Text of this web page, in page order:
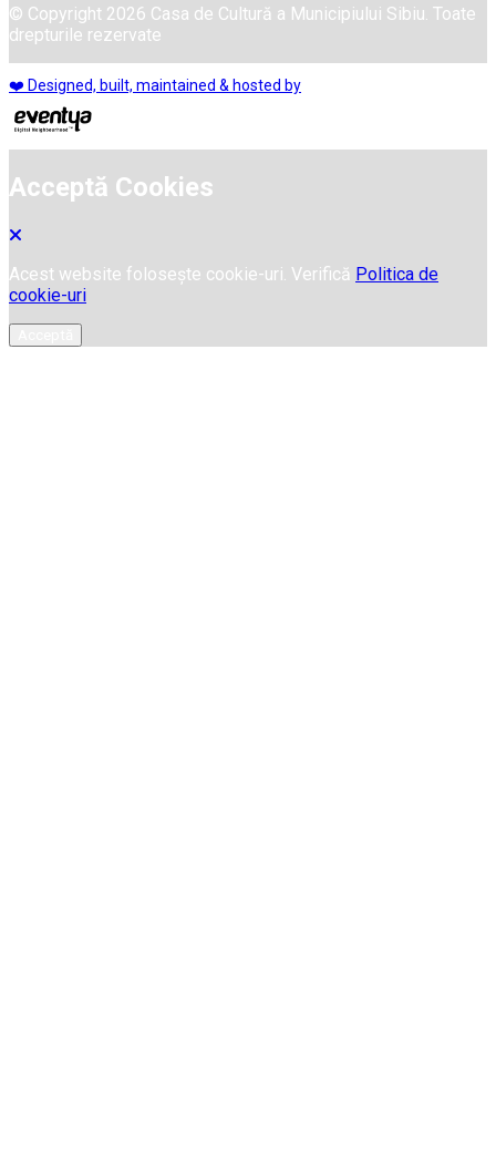
© Copyright 2026 Casa de Cultură a Municipiului Sibiu. Toate
drepturile rezervate
❤️ Designed, built, maintained & hosted by
Acceptă Cookies
Acest website folosește cookie-uri. Verifică Politica de
cookie-uri